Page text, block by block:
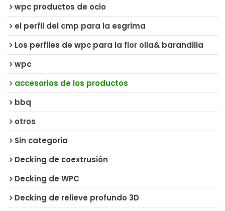
wpc productos de ocio
el perfil del cmp para la esgrima
Los perfiles de wpc para la flor olla& barandilla
wpc
accesorios de los productos
bbq
otros
Sin categoría
Decking de coextrusión
Decking de WPC
Decking de relieve profundo 3D